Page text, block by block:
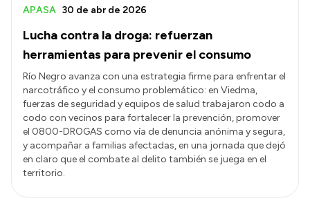
Lucha contra la droga: refuerzan
herramientas para prevenir el consumo
APASA 30 de abr de 2026
Río Negro avanza con una estrategia firme para enfrentar el
narcotráfico y el consumo problemático: en Viedma,
fuerzas de seguridad y equipos de salud trabajaron codo a
codo con vecinos para fortalecer la prevención, promover
el 0800-DROGAS como vía de denuncia anónima y segura,
y acompañar a familias afectadas, en una jornada que dejó
en claro que el combate al delito también se juega en el
territorio.